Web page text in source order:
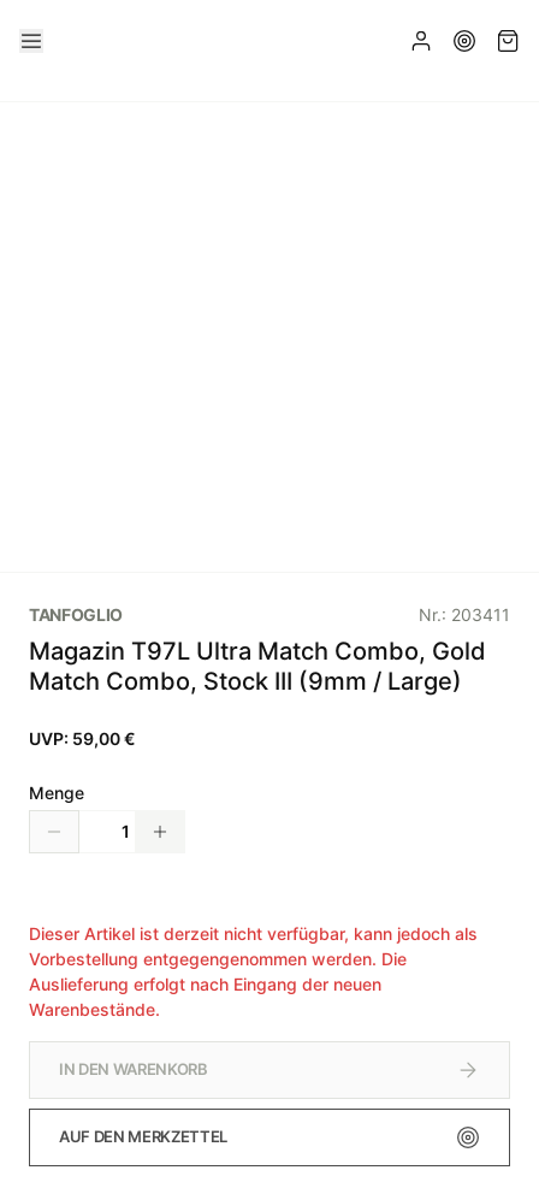
TANFOGLIO Nr.: 203411
Magazin T97L Ultra Match Combo, Gold
Match Combo, Stock III (9mm / Large)
UVP: 59,00 €
Menge
Dieser Artikel ist derzeit nicht verfügbar, kann jedoch als
Vorbestellung entgegengenommen werden. Die
Auslieferung erfolgt nach Eingang der neuen
Warenbestände.
IN DEN WARENKORB
AUF DEN MERKZETTEL